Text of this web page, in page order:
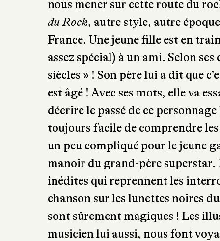
nous mener sur cette route du
du Rock, autre style, autre
France. Une jeune fille est en
assez spécial) à un ami. Selon
siècles » ! Son père lui a dit que
est âgé ! Avec ses mots, elle va
décrire le passé de ce
toujours facile de comprendre
un peu compliqué pour le jeune
manoir du grand-père superstar.
inédites qui reprennent les
chanson sur les lunettes noires
sont sûrement magiques ! Les
musicien lui aussi, nous font